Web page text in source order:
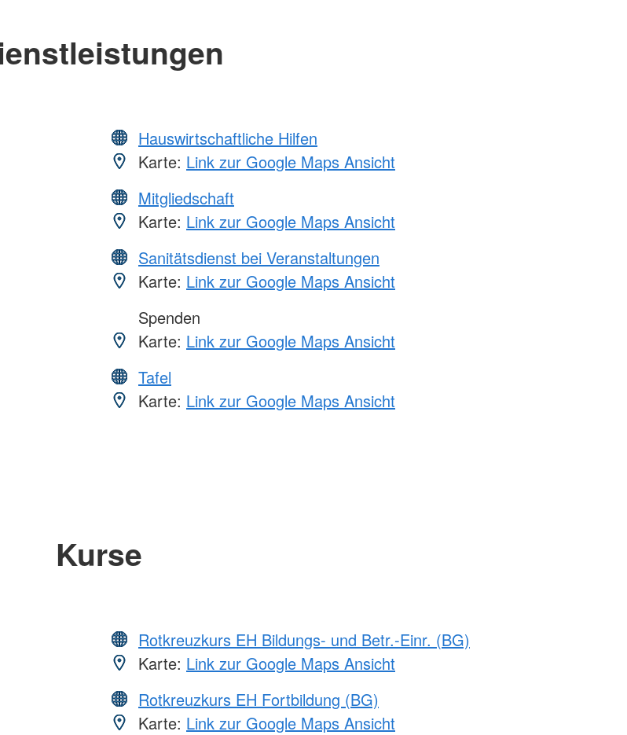
Hauswirtschaftliche Hilfen
Karte: Link zur Google Maps Ansicht
Mitgliedschaft
Karte: Link zur Google Maps Ansicht
Sanitätsdienst bei Veranstaltungen
Karte: Link zur Google Maps Ansicht
Spenden
Karte: Link zur Google Maps Ansicht
Tafel
Karte: Link zur Google Maps Ansicht
Kurse
Rotkreuzkurs EH Bildungs- und Betr.-Einr. (BG)
Karte: Link zur Google Maps Ansicht
Rotkreuzkurs EH Fortbildung (BG)
Karte: Link zur Google Maps Ansicht